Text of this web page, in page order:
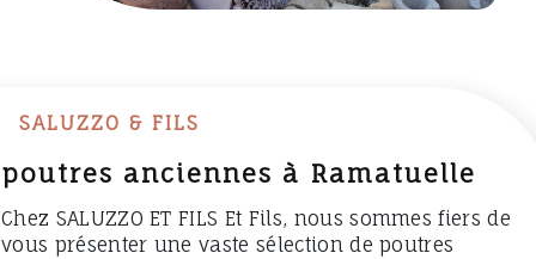
SALUZZO & FILS
poutres anciennes à Ramatuelle
Chez SALUZZO ET FILS Et Fils, nous sommes fiers de
vous présenter une vaste sélection de poutres